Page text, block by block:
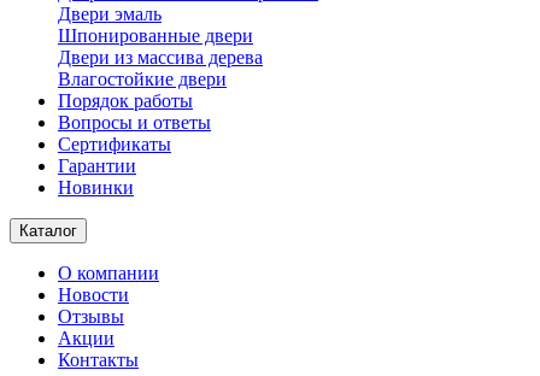
Двери эмаль
Шпонированные двери
Двери из массива дерева
Влагостойкие двери
Порядок работы
Вопросы и ответы
Сертификаты
Гарантии
Новинки
Каталог
О компании
Новости
Отзывы
Акции
Контакты